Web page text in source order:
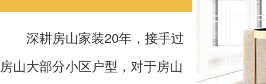
深耕房山家装20年，接手过
房山大部分小区户型，对于房山